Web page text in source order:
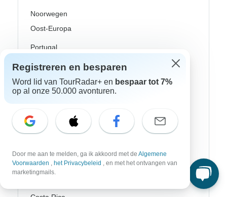
Noorwegen
Oost-Europa
Portugal
Rijn riviercruises
Scandinavië
Spanje
Zweden
Registreren en besparen
Word lid van TourRadar+ en bespaar tot 7%
op al onze 50.000 avonturen.
Door me aan te melden, ga ik akkoord met de Algemene
Voorwaarden , het Privacybeleid , en met het ontvangen van
marketingmails.